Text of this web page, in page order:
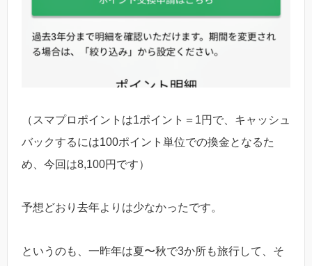
（スマプロポイントは1ポイント＝1円で、キャッシュ
バックするには100ポイント単位での換金となるた
め、今回は8,100円です）
予想どおり去年よりは少なかったです。
というのも、一昨年は夏〜秋で3か所も旅行して、そ